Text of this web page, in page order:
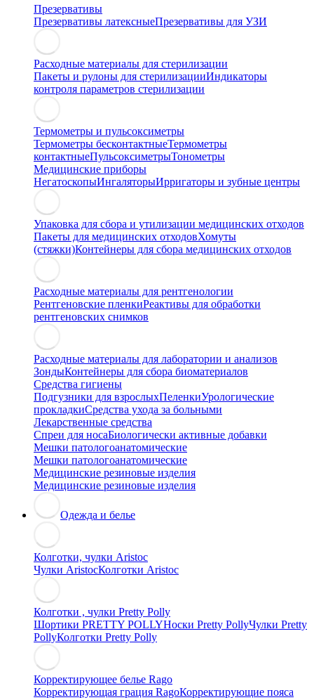
Презервативы
Презервативы латексныеПрезервативы для УЗИ
Расходные материалы для стерилизации
Пакеты и рулоны для стерилизацииИндикаторы
контроля параметров стерилизации
Термометры и пульсоксиметры
Термометры бесконтактныеТермометры
контактныеПульсоксиметрыТонометры
Медицинские приборы
НегатоскопыИнгаляторыИрригаторы и зубные центры
Упаковка для сбора и утилизации медицинских отходов
Пакеты для медицинских отходовХомуты
(стяжки)Контейнеры для сбора медицинских отходов
Расходные материалы для рентгенологии
Рентгеновские пленкиРеактивы для обработки
рентгеновских снимков
Расходные материалы для лаборатории и анализов
ЗондыКонтейнеры для сбора биоматериалов
Средства гигиены
Подгузники для взрослыхПеленкиУрологические
прокладкиСредства ухода за больными
Лекарственные средства
Спреи для носаБиологически активные добавки
Мешки патологоанатомические
Мешки патологоанатомические
Медицинские резиновые изделия
Медицинские резиновые изделия
Одежда и белье
Колготки, чулки Aristoc
Чулки AristocКолготки Aristoc
Колготки , чулки Pretty Polly
Шортики PRETTY POLLYНоски Pretty PollyЧулки Pretty
PollyКолготки Pretty Polly
Корректирующее белье Rago
Корректирующая грация RagoКорректирующие пояса